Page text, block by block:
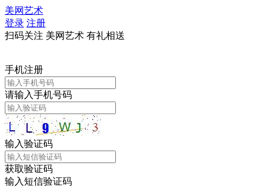
美网艺术
登录 注册
扫码关注 美网艺术 有礼相送
手机注册
请输入手机号码
输入验证码
获取验证码
输入短信验证码